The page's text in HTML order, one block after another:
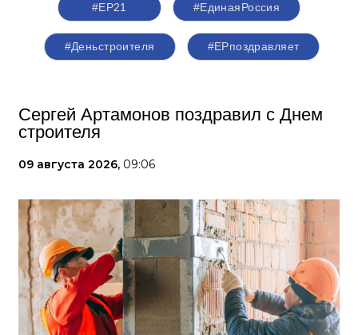
#ЕР21 #ЕдинаяРоссия
#Деньстроителя #ЕРпоздравляет
Сергей Артамонов поздравил с Днем
строителя
09 августа 2026, 09:06